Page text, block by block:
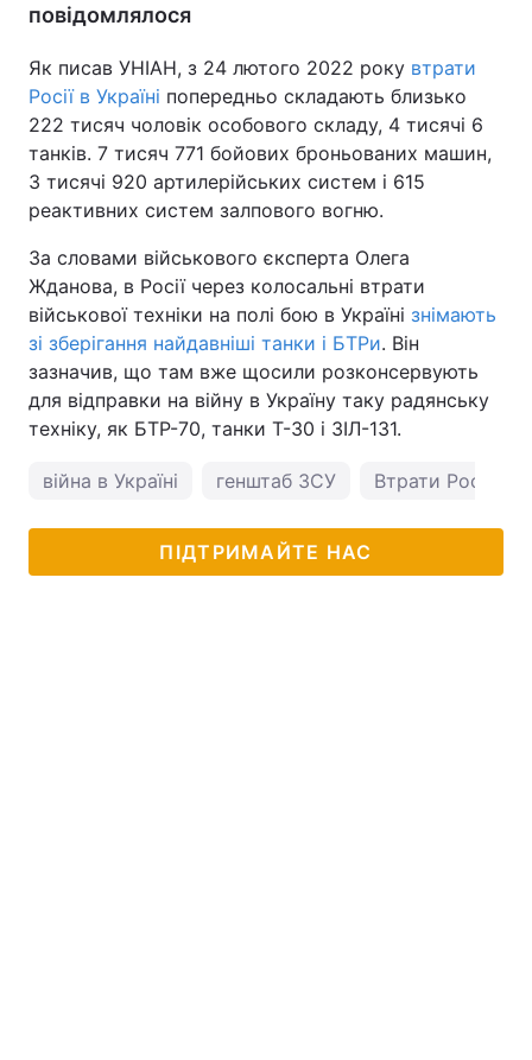
повідомлялося
Як писав УНІАН, з 24 лютого 2022 року втрати
Росії в Україні попередньо складають близько
222 тисяч чоловік особового складу, 4 тисячі 6
танків. 7 тисяч 771 бойових броньованих машин,
3 тисячі 920 артилерійських систем і 615
реактивних систем залпового вогню.
За словами військового єксперта Олега
Жданова, в Росії через колосальні втрати
військової техніки на полі бою в Україні знімають
зі зберігання найдавніші танки і БТРи. Він
зазначив, що там вже щосили розконсервують
для відправки на війну в Україну таку радянську
техніку, як БТР-70, танки Т-30 і ЗІЛ-131.
війна в Україні генштаб ЗСУ Втрати Росії в
ПІДТРИМАЙТЕ НАС